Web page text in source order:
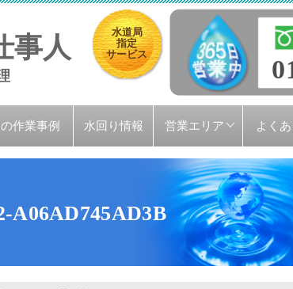
事人
水道局
指定
サービス
作業事例 水回り情報 営業エリア よく
A06AD745AD3B